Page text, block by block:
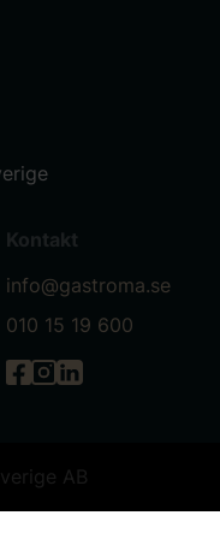
Kontakt
info@gastroma.se
010 15 19 600
Gastróma på Facebook
Gastróma på
Gastróma på
AB